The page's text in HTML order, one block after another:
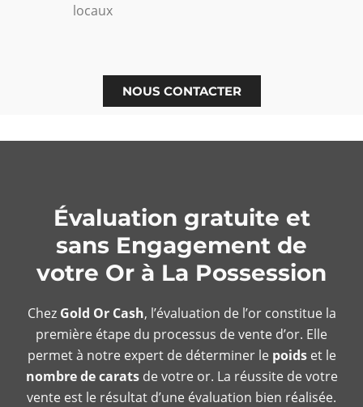
locaux
NOUS CONTACTER
Évaluation gratuite et
sans Engagement de
votre Or à La Possession
Chez Gold Or Cash, l’évaluation de l’or constitue la
première étape du processus de vente d’or. Elle
permet à notre expert de déterminer le poidset le
nombre de caratsde votre or. La réussite de votre
vente est le résultat d’une évaluation bien réalisée.